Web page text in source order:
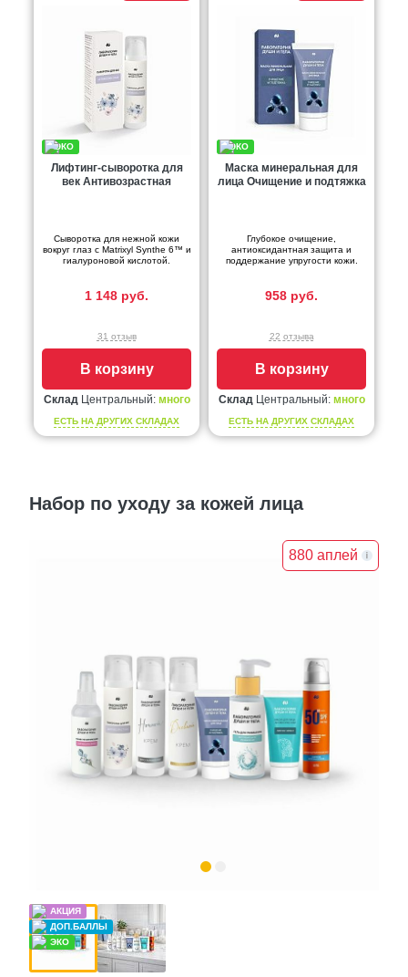
Лифтинг-сыворотка для
век Антивозрастная
Сыворотка для нежной кожи
вокруг глаз с Matrixyl Synthe 6™ и
гиалуроновой кислотой.
1 148 руб.
31 отзыв
В корзину
Склад Центральный: много
ЕСТЬ НА ДРУГИХ СКЛАДАХ
Маска минеральная для
лица Очищение и подтяжка
Глубокое очищение,
антиоксидантная защита и
поддержание упругости кожи.
958 руб.
22 отзыва
В корзину
Склад Центральный: много
ЕСТЬ НА ДРУГИХ СКЛАДАХ
Набор по уходу за кожей лица
880 аплей